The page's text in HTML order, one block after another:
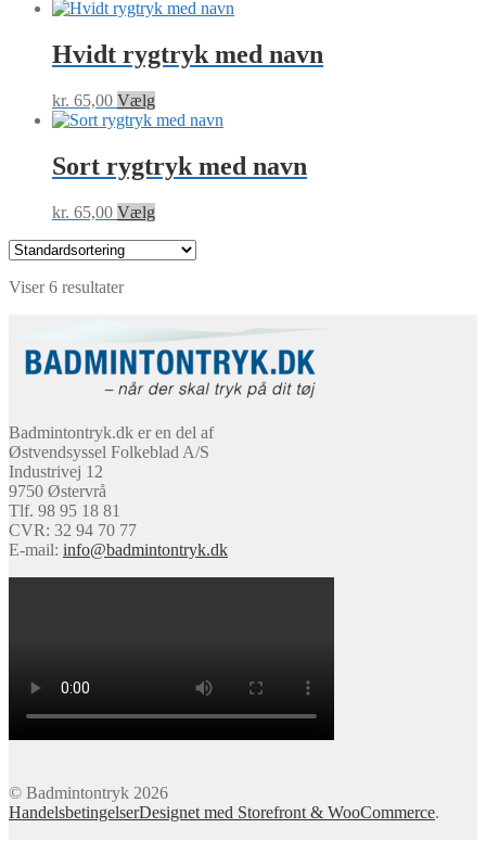
Hvidt rygtryk med navn
kr. 65,00 Vælg
Sort rygtryk med navn
kr. 65,00 Vælg
Viser 6 resultater
Badmintontryk.dk er en del af
Østvendsyssel Folkeblad A/S
Industrivej 12
9750 Østervrå
Tlf. 98 95 18 81
CVR: 32 94 70 77
E-mail: info@badmintontryk.dk
© Badmintontryk 2026
HandelsbetingelserDesignet med Storefront & WooCommerce.